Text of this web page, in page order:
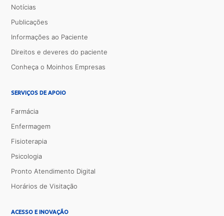
Notícias
Publicações
Informações ao Paciente
Direitos e deveres do paciente
Conheça o Moinhos Empresas
SERVIÇOS DE APOIO
Farmácia
Enfermagem
Fisioterapia
Psicologia
Pronto Atendimento Digital
Horários de Visitação
ACESSO E INOVAÇÃO